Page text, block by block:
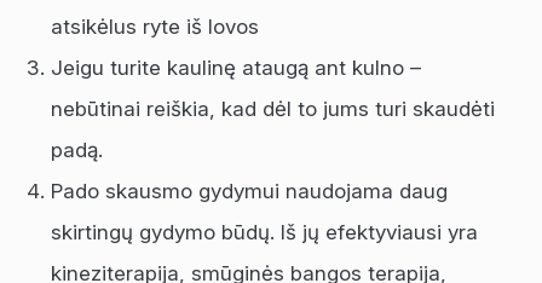
atsikėlus ryte iš lovos
Jeigu turite kaulinę ataugą ant kulno –
nebūtinai reiškia, kad dėl to jums turi skaudėti
padą.
Pado skausmo gydymui naudojama daug
skirtingų gydymo būdų. Iš jų efektyviausi yra
kineziterapija, smūginės bangos terapija,